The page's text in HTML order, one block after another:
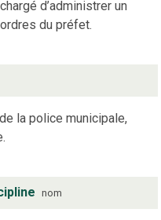
d’administrer un
du préfet.
la police municipale,
nom